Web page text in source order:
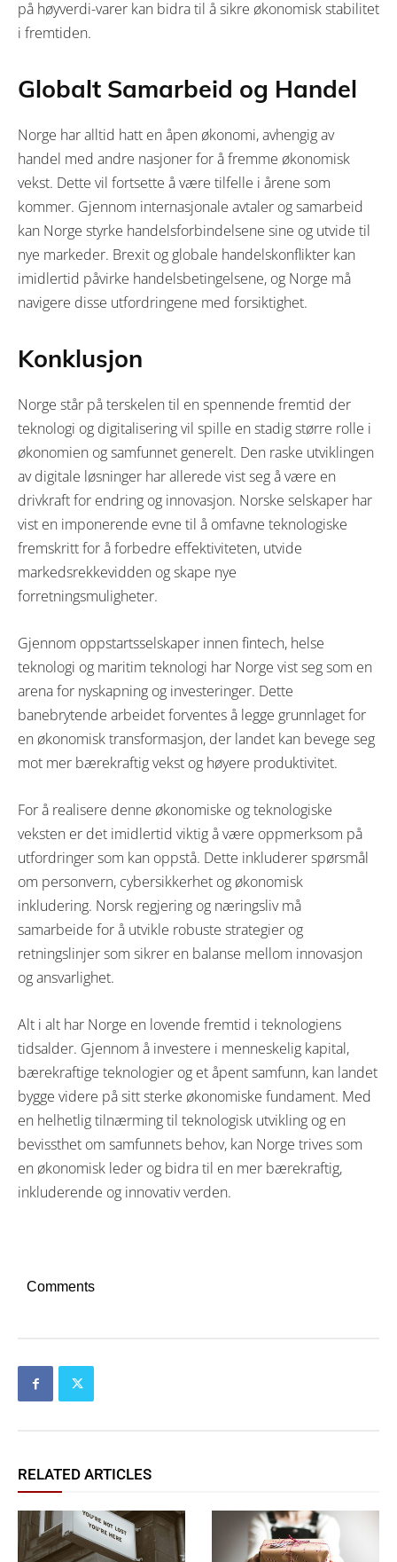
på høyverdi-varer kan bidra til å sikre økonomisk stabilitet
i fremtiden.
Globalt Samarbeid og Handel
Norge har alltid hatt en åpen økonomi, avhengig av
handel med andre nasjoner for å fremme økonomisk
vekst. Dette vil fortsette å være tilfelle i årene som
kommer. Gjennom internasjonale avtaler og samarbeid
kan Norge styrke handelsforbindelsene sine og utvide til
nye markeder. Brexit og globale handelskonflikter kan
imidlertid påvirke handelsbetingelsene, og Norge må
navigere disse utfordringene med forsiktighet.
Konklusjon
Norge står på terskelen til en spennende fremtid der
teknologi og digitalisering vil spille en stadig større rolle i
økonomien og samfunnet generelt. Den raske utviklingen
av digitale løsninger har allerede vist seg å være en
drivkraft for endring og innovasjon. Norske selskaper har
vist en imponerende evne til å omfavne teknologiske
fremskritt for å forbedre effektiviteten, utvide
markedsrekkevidden og skape nye
forretningsmuligheter.
Gjennom oppstartsselskaper innen fintech, helse
teknologi og maritim teknologi har Norge vist seg som en
arena for nyskapning og investeringer. Dette
banebrytende arbeidet forventes å legge grunnlaget for
en økonomisk transformasjon, der landet kan bevege seg
mot mer bærekraftig vekst og høyere produktivitet.
For å realisere denne økonomiske og teknologiske
veksten er det imidlertid viktig å være oppmerksom på
utfordringer som kan oppstå. Dette inkluderer spørsmål
om personvern, cybersikkerhet og økonomisk
inkludering. Norsk regjering og næringsliv må
samarbeide for å utvikle robuste strategier og
retningslinjer som sikrer en balanse mellom innovasjon
og ansvarlighet.
Alt i alt har Norge en lovende fremtid i teknologiens
tidsalder. Gjennom å investere i menneskelig kapital,
bærekraftige teknologier og et åpent samfunn, kan landet
bygge videre på sitt sterke økonomiske fundament. Med
en helhetlig tilnærming til teknologisk utvikling og en
bevissthet om samfunnets behov, kan Norge trives som
en økonomisk leder og bidra til en mer bærekraftig,
inkluderende og innovativ verden.
Comments
RELATED ARTICLES